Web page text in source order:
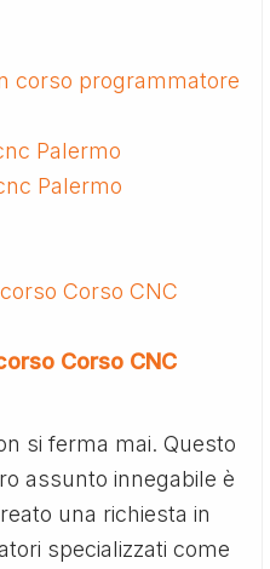
corso programmatore
Palermo
Palermo
Corso CNC
Corso CNC
si ferma mai. Questo
assunto innegabile è
una richiesta in
specializzati come